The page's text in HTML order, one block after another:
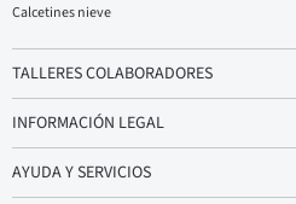
Calcetines nieve
TALLERES COLABORADORES
INFORMACIÓN LEGAL
AYUDA Y SERVICIOS